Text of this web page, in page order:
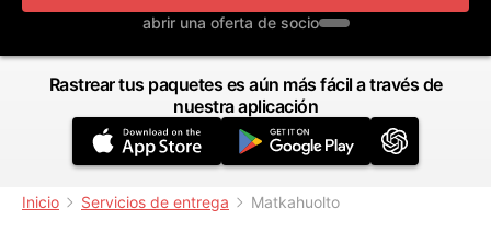
abrir una oferta de socio
Rastrear tus paquetes es aún más fácil a través de
nuestra aplicación
Inicio Servicios de entrega Matkahuolto